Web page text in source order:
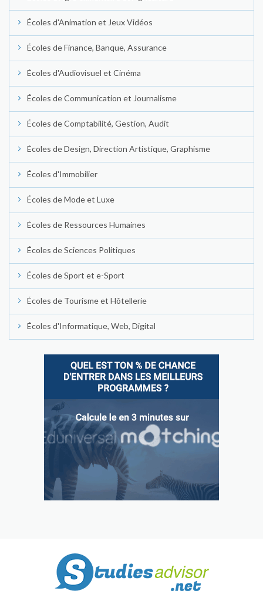
Écoles d'Animation et Jeux Vidéos
Écoles de Finance, Banque, Assurance
Écoles d'Audiovisuel et Cinéma
Écoles de Communication et Journalisme
Écoles de Comptabilité, Gestion, Audit
Écoles de Design, Direction Artistique, Graphisme
Écoles d'Immobilier
Écoles de Mode et Luxe
Écoles de Ressources Humaines
Écoles de Sciences Politiques
Écoles de Sport et e-Sport
Écoles de Tourisme et Hôtellerie
Écoles d'Informatique, Web, Digital